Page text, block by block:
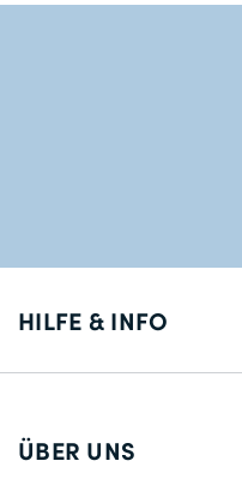
HILFE & INFO
Lieferung
ÜBER UNS